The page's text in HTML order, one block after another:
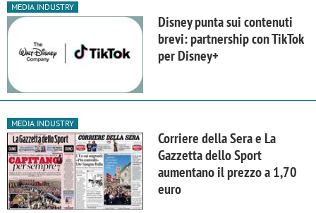
MEDIA INDUSTRY
Disney punta sui contenuti
brevi: partnership con TikTok
per Disney+
MEDIA INDUSTRY
Corriere della Sera e La
Gazzetta dello Sport
aumentano il prezzo a 1,70
euro